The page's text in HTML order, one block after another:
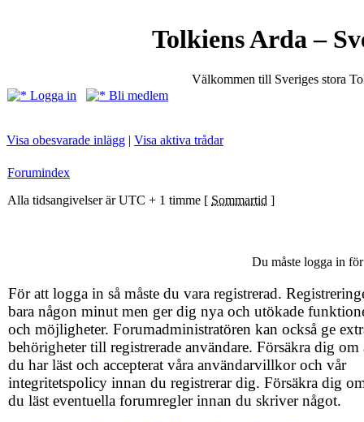
Tolkiens Arda –
Välkommen till Sveriges stora
Logga in
Bli medlem
Visa obesvarade inlägg | Visa aktiva trådar
Forumindex
Alla tidsangivelser är UTC + 1 timme [ Sommartid ]
Du måste logga in
För att logga in så måste du vara registrerad.
bara någon minut men ger dig nya och utökade
och möjligheter. Forumadministratören kan också ge
behörigheter till registrerade användare. Försäkra dig om
du har läst och accepterat våra användarvillkor och vår
integritetspolicy innan du registrerar dig. Försäkra dig
du läst eventuella forumregler innan du skriver något.